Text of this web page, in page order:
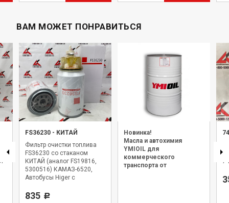
ВАМ МОЖЕТ ПОНРАВИТЬСЯ
FS36230 - КИТАЙ
Фильтр очистки топлива
FS36230 со стаканом
КИТАЙ (аналог FS19816,
5300516) КАМАЗ-6520,
Автобусы Higer с
ISLe 360/400
835 Р
Новинка!
Масла и автохимия
YMIOIL для
коммерческого
транспорта от